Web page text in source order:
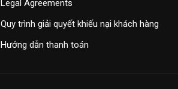
Legal Agreements
Quy trình giải quyết khiếu nại khách hàng
Hướng dẫn thanh toán